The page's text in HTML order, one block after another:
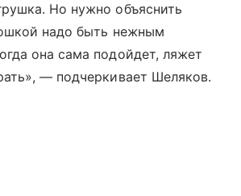
Но нужно объяснить
надо быть нежным
она сама подойдет, ляжет
— подчеркивает Шеляков.